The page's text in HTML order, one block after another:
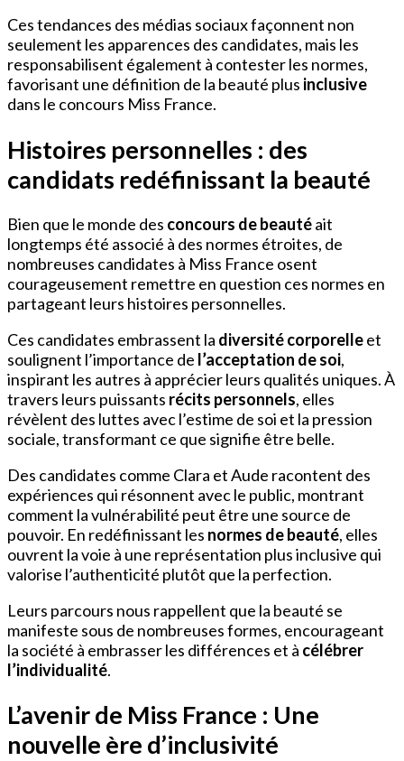
Ces tendances des médias sociaux façonnent non
seulement les apparences des candidates, mais les
responsabilisent également à contester les normes,
favorisant une définition de la beauté plus inclusive
dans le concours Miss France.
Histoires personnelles : des
candidats redéfinissant la beauté
Bien que le monde des concours de beautéait
longtemps été associé à des normes étroites, de
nombreuses candidates à Miss France osent
courageusement remettre en question ces normes en
partageant leurs histoires personnelles.
Ces candidates embrassent la diversité corporelleet
soulignent l’importance de l’acceptation de soi,
inspirant les autres à apprécier leurs qualités uniques. À
travers leurs puissants récits personnels, elles
révèlent des luttes avec l’estime de soi et la pression
sociale, transformant ce que signifie être belle.
Des candidates comme Clara et Aude racontent des
expériences qui résonnent avec le public, montrant
comment la vulnérabilité peut être une source de
pouvoir. En redéfinissant les normes de beauté, elles
ouvrent la voie à une représentation plus inclusive qui
valorise l’authenticité plutôt que la perfection.
Leurs parcours nous rappellent que la beauté se
manifeste sous de nombreuses formes, encourageant
la société à embrasser les différences et à célébrer
l’individualité.
L’avenir de Miss France : Une
nouvelle ère d’inclusivité